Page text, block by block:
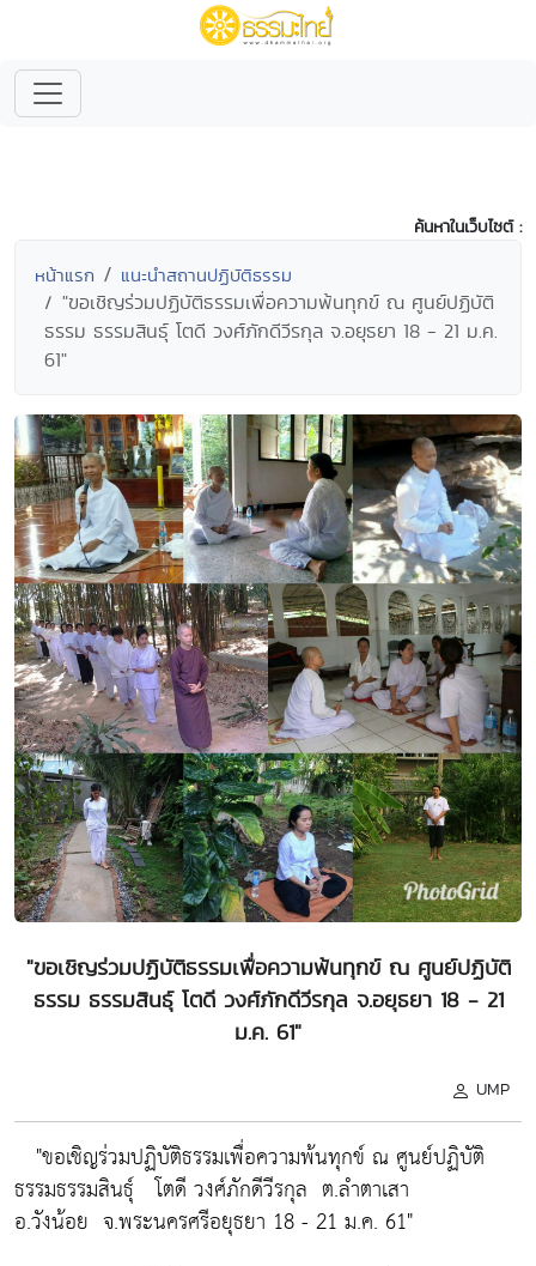
ค้นหาในเว็บไซต์ :
หน้าแรก แนะนำสถานปฏิบัติธรรม
"ขอเชิญร่วมปฏิบัติธรรมเพื่อความพ้นทุกข์ ณ ศูนย์ปฏิบัติ
ธรรม ธรรมสินธุ์ โตดี วงศ์ภักดีวีรกุล จ.อยุธยา 18 - 21 ม.ค.
61"
"ขอเชิญร่วมปฏิบัติธรรมเพื่อความพ้นทุกข์ ณ ศูนย์ปฏิบัติ
ธรรม ธรรมสินธุ์ โตดี วงศ์ภักดีวีรกุล จ.อยุธยา 18 - 21
ม.ค. 61"
UMP
"ขอเชิญร่วมปฏิบัติธรรมเพื่อความพ้นทุกข์ ณ ศูนย์ปฏิบัติ
ธรรมธรรมสินธุ์ โตดี วงศ์ภักดีวีรกุล ต.ลำตาเสา
อ.วังน้อย จ.พระนครศรีอยุธยา 18 - 21 ม.ค. 61"